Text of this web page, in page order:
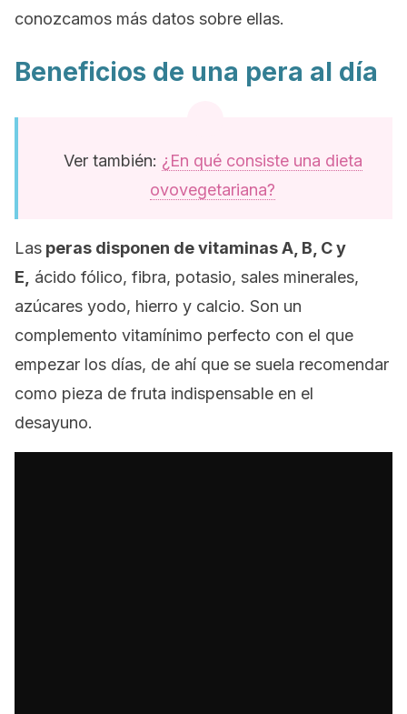
conozcamos más datos sobre ellas.
Beneficios de una pera al día
Ver también: ¿En qué consiste una dieta
ovovegetariana?
Las peras disponen de vitaminas A, B, C y
E,
ácido fólico, fibra, potasio, sales minerales,
azúcares yodo, hierro y calcio. Son un
complemento vitamínimo perfecto con el que
empezar los días, de ahí que se suela recomendar
como pieza de fruta indispensable en el
desayuno.